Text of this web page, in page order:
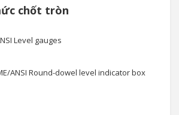
chốt tròn
Level gauges
ANSI Round-dowel level indicator box